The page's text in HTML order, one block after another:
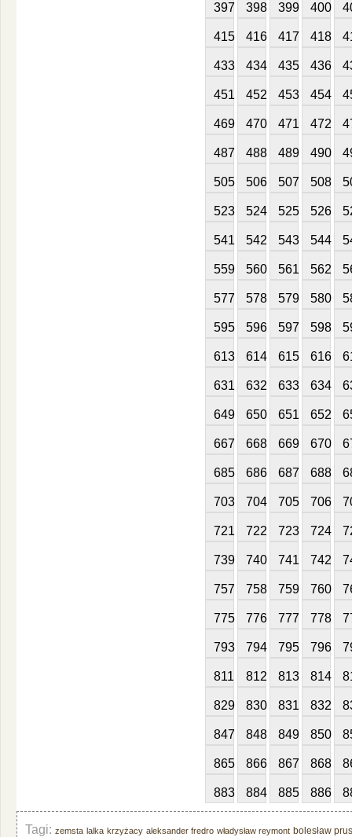
397 398 399 400
415 416 417 418
433 434 435 436
451 452 453 454
469 470 471 472
487 488 489 490
505 506 507 508
523 524 525 526
541 542 543 544
559 560 561 562
577 578 579 580
595 596 597 598
613 614 615 616
631 632 633 634
649 650 651 652
667 668 669 670
685 686 687 688
703 704 705 706
721 722 723 724
739 740 741 742
757 758 759 760
775 776 777 778
793 794 795 796
811 812 813 814
829 830 831 832
847 848 849 850
865 866 867 868
883 884 885 886
Tagi: zemsta lalka krzyżacy aleksander fredro władysław reymont bolesław prus